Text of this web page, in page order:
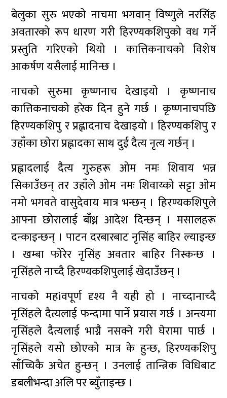
बेलुका सुरु भएको नाचमा भगवान् विष्णुले नरसिंह
अवतारको रूप धारण गरी हिरण्यकशिपुको वध गर्ने
प्रस्तुति गरिएको थियो । कात्तिकनाचको विशेष
आकर्षण यसैलाई मानिन्छ ।
नाचको सुरुमा कृष्णनाच देखाइयो । कृष्णनाच
कात्तिकनाचको हरेक दिन हुने गर्छ । कृष्णनाचपछि
हिरण्यकशिपु र प्रह्लादनाच देखाइयो । हिरण्यकशिपु र
उहाँका छोरा प्रह्लादका साथ दुई दैत्य नृत्य गर्छन् ।
प्रह्लादलाई दैत्य गुरुहरू ओम नमः शिवाय भन्न
सिकाउँछन् तर उहाँले ओम नमः शिवाय्को सट्टा ओम
नमो भगवते वासुदेवाय मात्र भन्छन् । हिरण्यकशिपुले
आफ्ना छोरालाई बाँध्न आदेश दिन्छन् । मसालहरू
दन्काइन्छन् । पाटन दरबारबाट नृसिंह बाहिर ल्याइन्छ
। खम्बा फोरेर नृसिंह अवतार बाहिर निस्कन्छ ।
नृसिंहले नाच्दै हिरण्यकशिपुलाई खेदाउँछन् ।
नाचको महìवपूर्ण दृश्य नै यही हो । नाच्दानाच्दै
नृसिंहले दैत्यलाई फन्दामा पार्ने प्रयास गर्छ । अन्त्यमा
नृसिंहले दैत्यलाई भाग्नै नसक्ने गरी घेरामा पार्छ ।
नृसिंहले यसो छोएको मात्र के हुन्छ, हिरण्यकशिपु
साँच्चिकै अचेत हुन्छन् । उनलाई तान्त्रिक विधिबाट
डबलीभन्दा अलि पर ब्युँताइन्छ ।